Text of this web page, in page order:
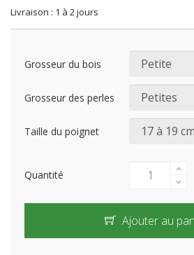
Livraison : 1 à 2 jours
Grosseur du bois
Grosseur des perles
Taille du poignet
Quantité
Ajouter au